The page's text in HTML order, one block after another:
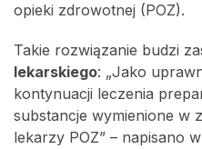
opieki zdrowotnej (POZ).
Takie rozwiązanie budzi
lekarskiego: „Jako
kontynuacji leczenia
substancje wymienione w
lekarzy POZ” – napisano